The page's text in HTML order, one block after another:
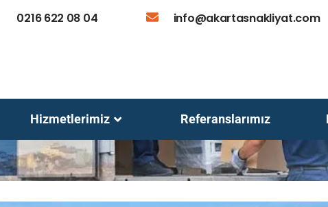
0216 622 08 04 info@akartasnakliyat.com
Hizmetlerimiz Referanslarımız